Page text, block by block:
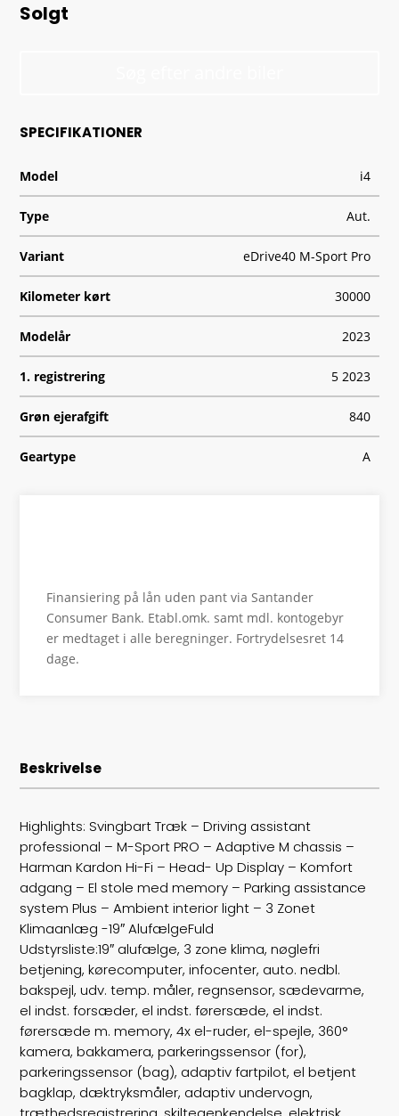
Solgt
SPECIFIKATIONER
Model i4
Type Aut.
Variant eDrive40 M-Sport Pro
Kilometer kørt 30000
Modelår 2023
1. registrering 5 2023
Grøn ejerafgift 840
Geartype A
Tophastighed
Drivmiddel
Højde
Længde
Bredde
Lasteevne 480
Trækhjul
ABS bremser
Airbags
Vægt
Døre
Finansiering på lån uden pant via Santander
Consumer Bank. Etabl.omk. samt mdl. kontogebyr
er medtaget i alle beregninger. Fortrydelsesret 14
dage.
Beskrivelse
Highlights: Svingbart Træk – Driving assistant
professional – M-Sport PRO – Adaptive M chassis –
Harman Kardon Hi-Fi – Head- Up Display – Komfort
adgang – El stole med memory – Parking assistance
system Plus – Ambient interior light – 3 Zonet
Klimaanlæg -19″ AlufælgeFuld
Udstyrsliste:19″ alufælge, 3 zone klima, nøglefri
betjening, kørecomputer, infocenter, auto. nedbl.
bakspejl, udv. temp. måler, regnsensor, sædevarme,
el indst. forsæder, el indst. førersæde, el indst.
førersæde m. memory, 4x el-ruder, el-spejle, 360°
kamera, bakkamera, parkeringssensor (for),
parkeringssensor (bag), adaptiv fartpilot, el betjent
bagklap, dæktryksmåler, adaptiv undervogn,